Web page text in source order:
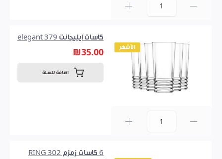
الأشهر
كاسات ايليجانت elegant 379
₪35.00
اضافة للسلة
6 كاسات زمزم 302 RING